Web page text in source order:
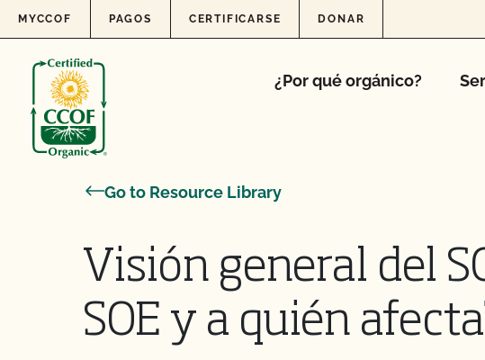
Skip to content
MYCCOF PAGOS CERTIFICARSE DONAR
¿Por qué orgánico?
Go to Resource Library
Visión general del
SOE y a quién